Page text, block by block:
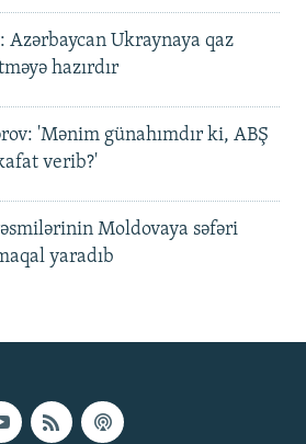
Azərbaycan Ukraynaya qaz
hazırdır
'Mənim günahımdır ki, ABŞ
verib?'
Moldovaya səfəri
yaradıb